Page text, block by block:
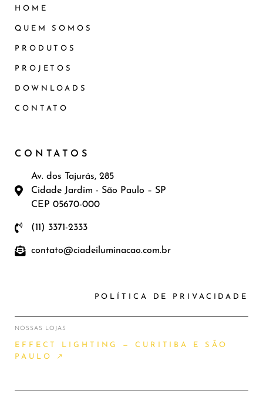
HOME
QUEM SOMOS
PRODUTOS
PROJETOS
DOWNLOADS
CONTATO
CONTATOS
Av. dos Tajurás, 285
Cidade Jardim - São Paulo – SP
CEP 05670-000
(11) 3371-2333
contato@ciadeiluminacao.com.br
POLÍTICA DE PRIVACIDADE
NOSSAS LOJAS
EFFECT LIGHTING — CURITIBA E SÃO
PAULO ↗